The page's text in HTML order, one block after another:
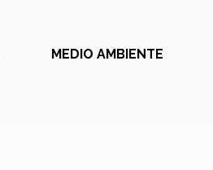
MEDIO AMBIENTE